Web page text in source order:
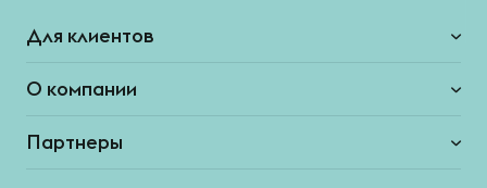
Для клиентов
О компании
Партнеры